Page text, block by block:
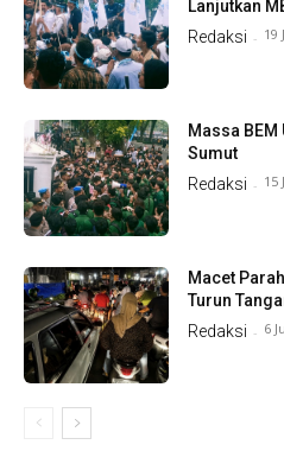
Lanjutkan
Redaksi - 19
Massa BEM
Sumut
Redaksi - 15
Macet
Turun
Redaksi - 6